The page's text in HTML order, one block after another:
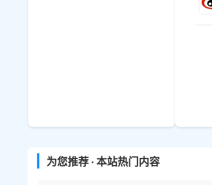
为您推荐 · 本站热门内容